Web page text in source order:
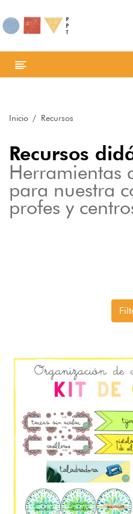
Inicio Recursos
Recursos
Herramientas
para nuestra
profes y